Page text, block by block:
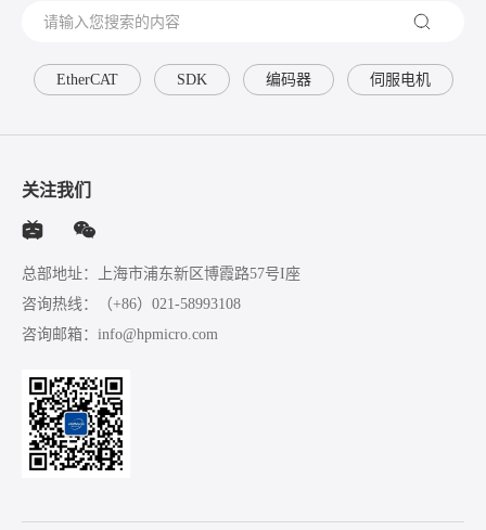
EtherCAT SDK 编码器 伺服电机
关注我们
总部地址：上海市浦东新区博霞路57号I座
咨询热线：
（+86）021-58993108
咨询邮箱： info@hpmicro.com